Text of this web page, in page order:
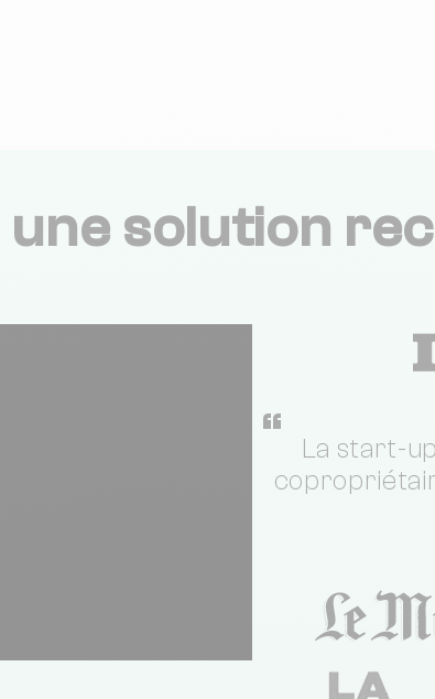
une solution
“
La start-